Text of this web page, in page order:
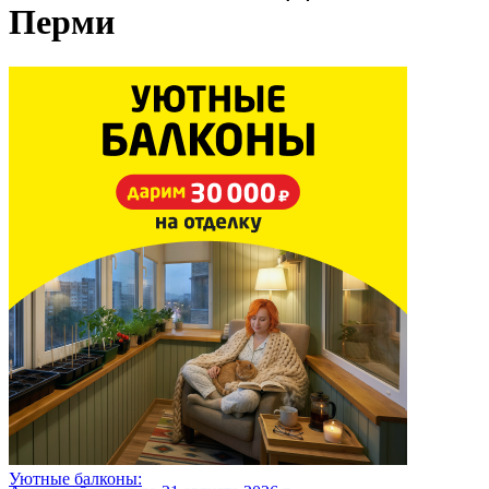
Перми
Уютные балконы: